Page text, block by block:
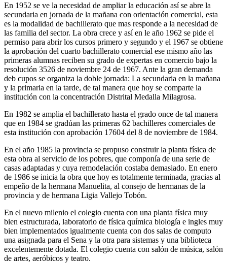
En 1952 se ve la necesidad de ampliar la educación así se abre la
secundaria en jornada de la mañana con orientación comercial, esta
es la modalidad de bachillerato que mas responde a la necesidad de
las familia del sector. La obra crece y así en le año 1962 se pide el
permiso para abrir los cursos primero y segundo y el 1967 se obtiene
la aprobación del cuarto bachillerato comercial ese mismo año las
primeras alumnas reciben su grado de expertas en comercio bajo la
resolución 3526 de noviembre 24 de 1967. Ante la gran demanda
deb cupos se organiza la doble jornada: La secundaria en la mañana
y la primaria en la tarde, de tal manera que hoy se comparte la
institución con la concentración Distrital Medalla Milagrosa.
En 1982 se amplia el bachillerato hasta el grado once de tal manera
que en 1984 se gradúan las primeras 62 bachilleres comerciales de
esta institución con aprobación 17604 del 8 de noviembre de 1984.
En el año 1985 la provincia se propuso construir la planta física de
esta obra al servicio de los pobres, que componía de una serie de
casas adaptadas y cuya remodelación costaba demasiado. En enero
de 1986 se inicia la obra que hoy es totalmente terminada, gracias al
empeño de la hermana Manuelita, al consejo de hermanas de la
provincia y de hermana Ligia Vallejo Tobón.
En el nuevo milenio el colegio cuenta con una planta física muy
bien estructurada, laboratorio de física química biología e ingles muy
bien implementados igualmente cuenta con dos salas de computo
una asignada para el Sena y la otra para sistemas y una biblioteca
excelentemente dotada. El colegio cuenta con salón de música, salón
de artes, aeróbicos y teatro.